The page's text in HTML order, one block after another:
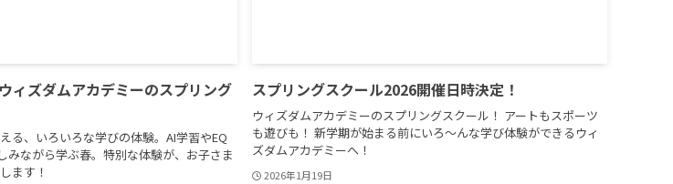
ィズダムアカデミーのスプリング
る、いろいろな学びの体験。AI学習やEQ
みながら学ぶ春。特別な体験が、お子さま
ます！
スプリングスクール2026開催日時決定！
ウィズダムアカデミーのスプリングスクール！ アートもスポーツ
も遊びも！ 新学期が始まる前にいろ～んな学び体験ができるウィ
ズダムアカデミーへ！
2026年1月19日